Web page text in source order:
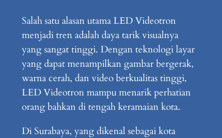
Salah satu alasan utama LED Videotron
menjadi tren adalah daya tarik visualnya
yang sangat tinggi. Dengan teknologi layar
yang dapat menampilkan gambar bergerak,
warna cerah, dan video berkualitas tinggi,
LED Videotron mampu menarik perhatian
orang bahkan di tengah keramaian kota.
Di Surabaya, yang dikenal sebagai kota